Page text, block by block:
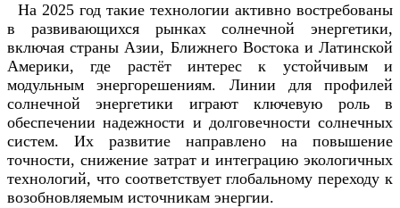
На 2025 год такие технологии активно востребованы
в развивающихся рынках солнечной энергетики,
включая страны Азии, Ближнего Востока и Латинской
Америки, где растёт интерес к устойчивым и
модульным энергорешениям. Линии для профилей
солнечной энергетики играют ключевую роль в
обеспечении надежности и долговечности солнечных
систем. Их развитие направлено на повышение
точности, снижение затрат и интеграцию экологичных
технологий, что соответствует глобальному переходу к
возобновляемым источникам энергии.